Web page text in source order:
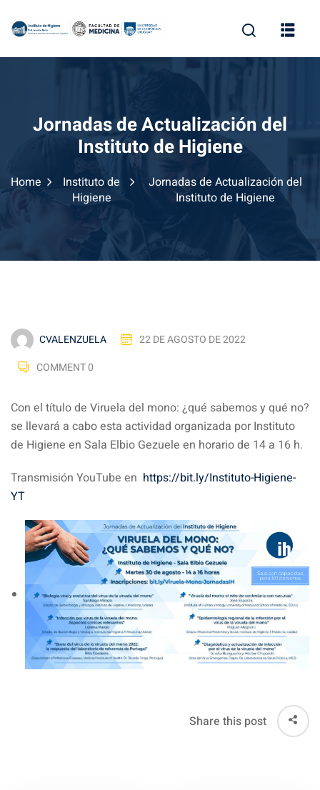
Jornadas de Actualización del
Instituto de Higiene
Home
Instituto de
Higiene
Jornadas de Actualización del
Instituto de Higiene
CVALENZUELA
22 DE AGOSTO DE 2022
COMMENT 0
Con el título de Viruela del mono: ¿qué sabemos y qué no?
se llevará a cabo esta actividad organizada por Instituto
de Higiene en Sala Elbio Gezuele en horario de 14 a 16 h.
Transmisión YouTube en https://bit.ly/Instituto-Higiene-
YT
Share this post